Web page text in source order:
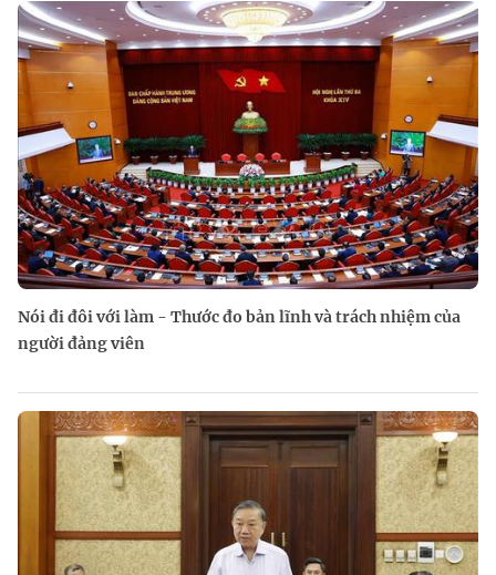
Nói đi đôi với làm - Thước đo bản lĩnh và trách nhiệm của
người đảng viên